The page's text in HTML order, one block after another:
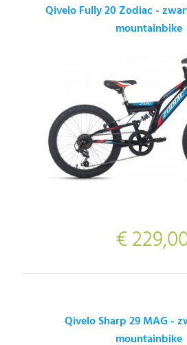
Qivelo Fully 20 Zodiac -
mountainbike
€
Qivelo Sharp 29 MAG -
mountainbike